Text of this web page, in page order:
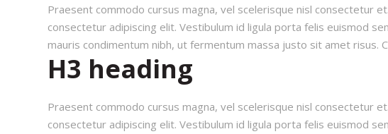
Praesent commodo cursus magna, vel scelerisque nisl consectetur
consectetur adipiscing elit. Vestibulum id ligula porta felis euismod
mauris condimentum nibh, ut fermentum massa justo sit amet
H3 heading
Praesent commodo cursus magna, vel scelerisque nisl consectetur
consectetur adipiscing elit. Vestibulum id ligula porta felis euismod